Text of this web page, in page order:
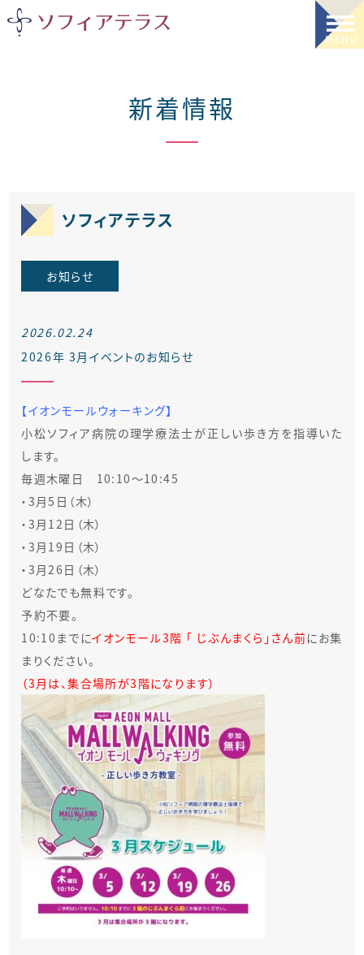
新着情報
ソフィアテラス
お知らせ
2026.02.24
2026年 3月イベントのお知らせ
【イオンモールウォーキング】
小松ソフィア病院の理学療法士が正しい歩き方を指導いた
します。
毎週木曜日
10:10〜10:45
・3月5日（木）
・3月12日（木）
・3月19日（木）
・3月26日（木）
どなたでも無料です。
予約不要。
10:10までにイオンモール3階 「 じぶんまくら」さん前にお集
まりください。
（3月は、集合場所が3階になります）